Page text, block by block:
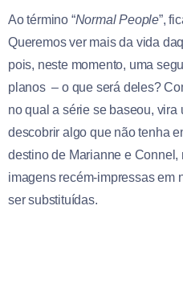
Ao término “Normal People”,
Queremos ver mais da vida
pois, neste momento, uma
planos – o que será deles?
no qual a série se baseou, vira
descobrir algo que não tenha
destino de Marianne e
imagens recém-impressas em
ser substituídas.